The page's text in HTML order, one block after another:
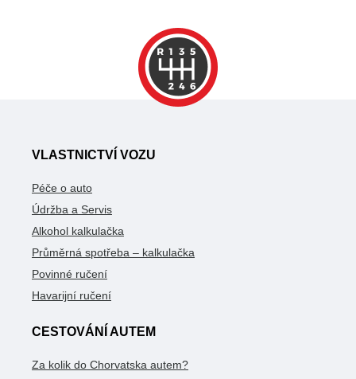
VLASTNICTVÍ VOZU
Péče o auto
Údržba a Servis
Alkohol kalkulačka
Průměrná spotřeba – kalkulačka
Povinné ručení
Havarijní ručení
CESTOVÁNÍ AUTEM
Za kolik do Chorvatska autem?